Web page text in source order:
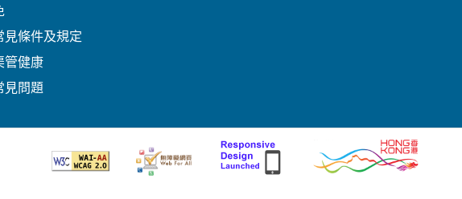
見條件及規定
管健康
見問題